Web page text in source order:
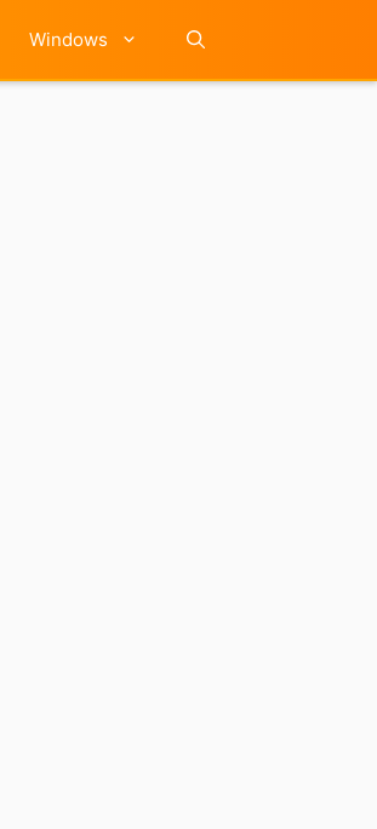
Windows